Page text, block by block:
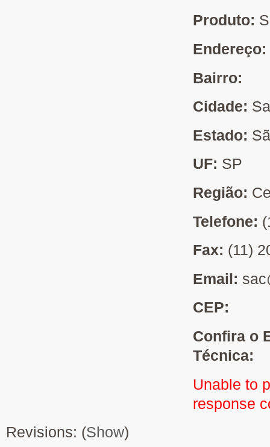
Produto:
Endereço:
Bairro:
Cidade:
Estado:
UF: SP
Região:
Telefone:
Fax: (11)
Email:
CEP:
Confira o
Técnica:
Unable to
response
Revisions: (Show)